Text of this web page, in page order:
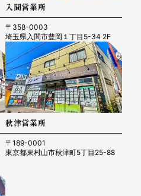
入間営業所
〒358-0003
埼玉県入間市豊岡１丁目5-34 2F
秋津営業所
〒189-0001
東京都東村山市秋津町5丁目25-88